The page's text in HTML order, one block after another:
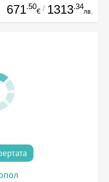
671.50
€ / 1313.34
лв.